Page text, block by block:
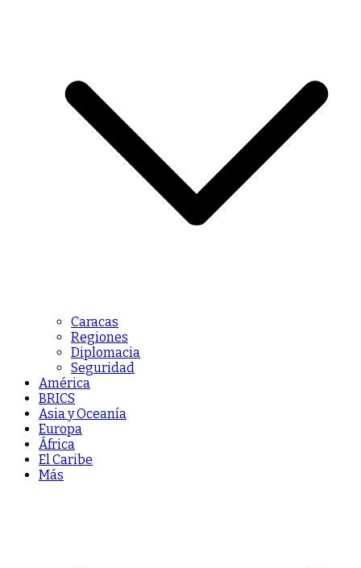
Caracas
Regiones
Diplomacia
Seguridad
América
BRICS
Asia y Oceanía
Europa
África
El Caribe
Más